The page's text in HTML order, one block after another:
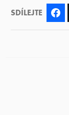
SDÍLEJTE